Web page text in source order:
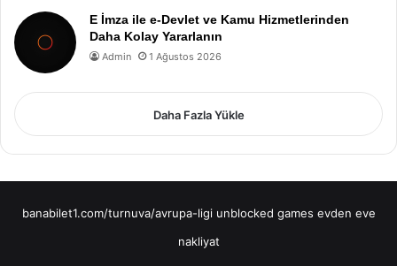
E İmza ile e-Devlet ve Kamu Hizmetlerinden
Daha Kolay Yararlanın
Admin 1 Ağustos 2026
Daha Fazla Yükle
banabilet1.com/turnuva/avrupa-ligi unblocked games evden eve
nakliyat